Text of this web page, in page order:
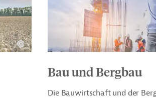
Bau und Bergbau
Die Bauwirtschaft und der